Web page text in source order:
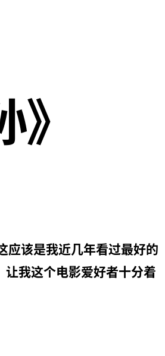
应该是我近几年看过最好的
让我这个电影爱好者十分着